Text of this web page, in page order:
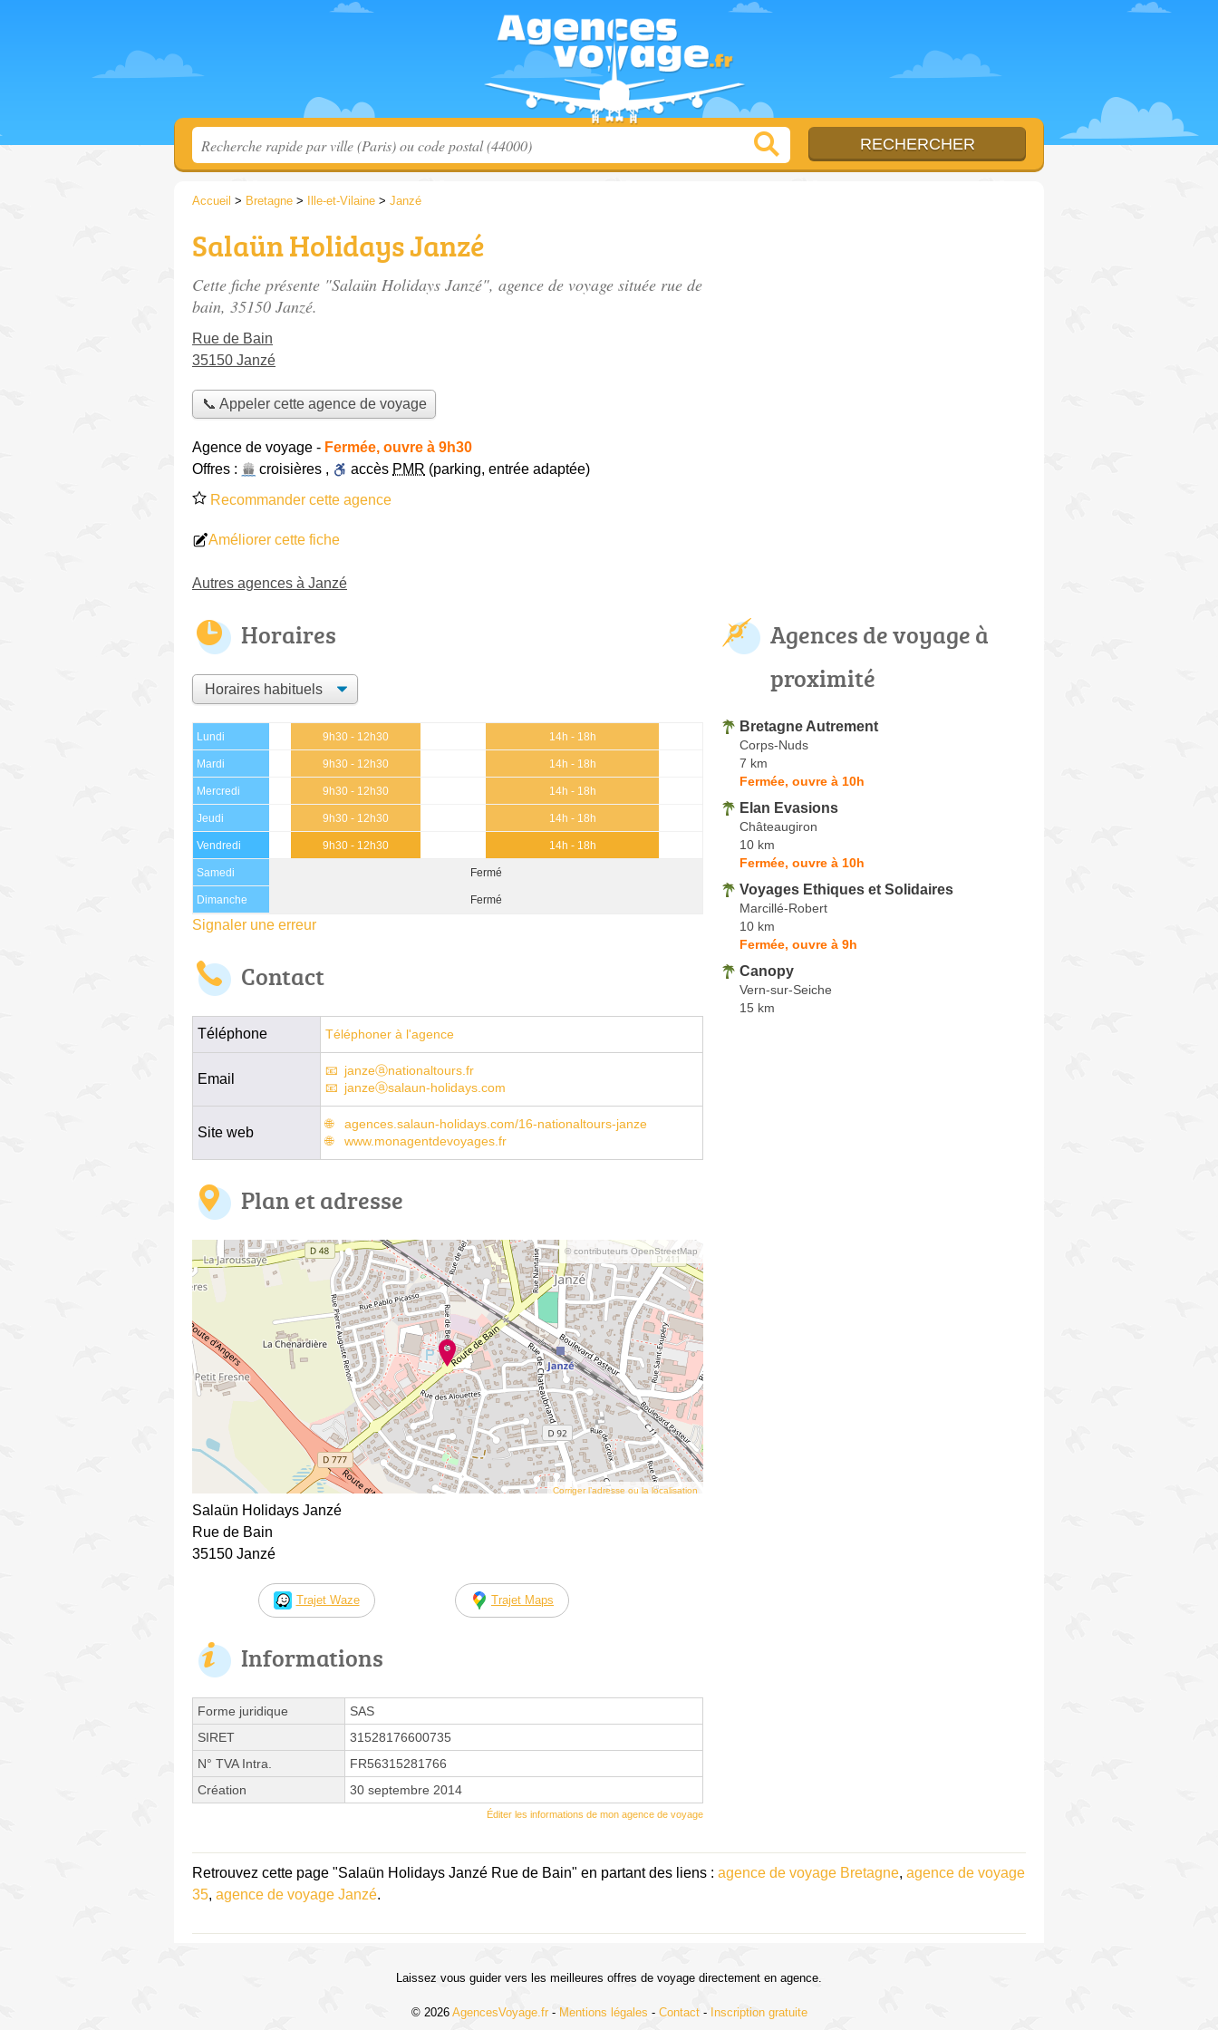
Accueil > Bretagne > Ille-et-Vilaine > Janzé
Salaün Holidays Janzé
Cette fiche présente "Salaün Holidays Janzé", agence de voyage située rue de
bain, 35150 Janzé.
Rue de Bain
35150 Janzé
📞 Appeler cette agence de voyage
Agence de voyage - Fermée, ouvre à 9h30
Offres :
croisières , accès PMR (parking, entrée adaptée)
Recommander cette agence
Améliorer cette fiche
Autres agences à Janzé
Horaires
Lundi 9h30 - 12h30 14h - 18h
Mardi 9h30 - 12h30 14h - 18h
Mercredi 9h30 - 12h30 14h - 18h
Jeudi 9h30 - 12h30 14h - 18h
Vendredi 9h30 - 12h30 14h - 18h
Samedi Fermé
Dimanche Fermé
Signaler une erreur
Contact
Téléphone Téléphoner à l'agence
Email
janzeⓐnationaltours.fr
janzeⓐsalaun-holidays.com
Site web
agences.salaun-holidays.com/16-nationaltours-janze
www.monagentdevoyages.fr
Plan et adresse
© contributeurs OpenStreetMap
Corriger l’adresse ou la localisation
Salaün Holidays Janzé
Rue de Bain
35150 Janzé
Trajet Waze Trajet Maps
Informations
Forme juridique
SAS
SIRET
31528176600735
N° TVA Intra.
FR56315281766
Création
30 septembre 2014
Éditer les informations de mon agence de voyage
Agences de voyage à
proximité
Bretagne Autrement
Corps-Nuds
7 km
Fermée, ouvre à 10h
Elan Evasions
Châteaugiron
10 km
Fermée, ouvre à 10h
Voyages Ethiques et Solidaires
Marcillé-Robert
10 km
Fermée, ouvre à 9h
Canopy
Vern-sur-Seiche
15 km
Retrouvez cette page "Salaün Holidays Janzé Rue de Bain" en partant des liens : agence de voyage Bretagne, agence de voyage
35, agence de voyage Janzé.
Laissez vous guider vers les meilleures offres de voyage directement en agence.
© 2026 AgencesVoyage.fr - Mentions légales - Contact- Inscription gratuite